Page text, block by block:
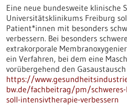
Eine neue bundesweite klinische
Universitätsklinikums Freiburg
Patient*innen mit besonders
verbessern. Bei besonders
extrakorporale
ein Verfahren, bei dem eine
vorübergehend den
https://
bw.de/fachbeitrag/pm/
soll-intensivtherapie-verbessern